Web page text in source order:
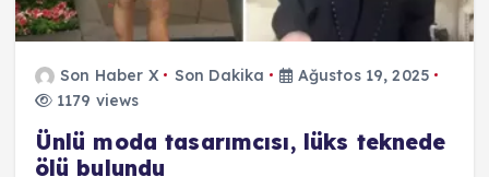
Son Haber X Son Dakika
Ağustos 19, 2025
1179 views
Ünlü moda tasarımcısı, lüks teknede
ölü bulundu